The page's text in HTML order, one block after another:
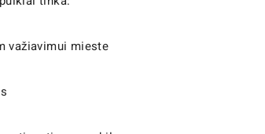
važiavimui mieste